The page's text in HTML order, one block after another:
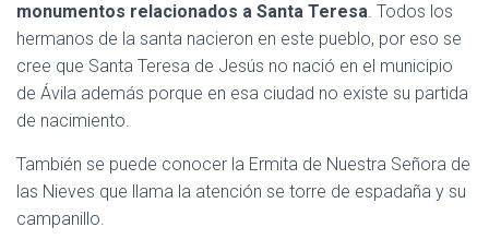
monumentos relacionados a Santa Teresa. Todos los
hermanos de la santa nacieron en este pueblo, por eso se
cree que Santa Teresa de Jesús no nació en el municipio
de Ávila además porque en esa ciudad no existe su partida
de nacimiento.
También se puede conocer la Ermita de Nuestra Señora de
las Nieves que llama la atención se torre de espadaña y su
campanillo.